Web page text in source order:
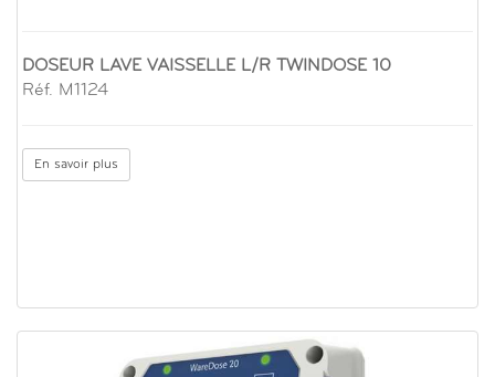
DOSEUR LAVE VAISSELLE L/R TWINDOSE 10
Réf. M1124
En savoir plus